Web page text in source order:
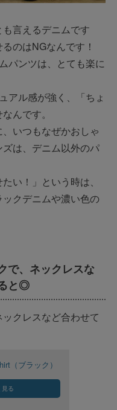
言えるデニムです
のはNGなんです！
パンツは、とても楽に
アル感が強く、「ちょ
んです。
いつもなぜかおしゃ
は、デニム以外のパ
い！」という時は、
クデニムや濃い色の
で、ネックレスな
と◎
（ブラック）
る